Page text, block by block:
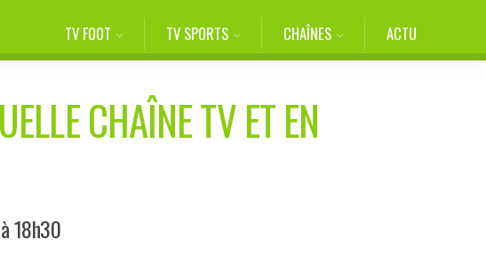
TV FOOT TV SPORTS CHAÎNES ACTU
CHAÎNE TV ET EN
18h30